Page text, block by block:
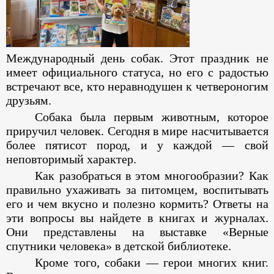
Международный день собак. Этот праздник не
имеет официального статуса, но его с радостью
встречают все, кто неравнодушен к четвероногим
друзьям.
Собака была первым животным, которое
приручил человек. Сегодня в мире насчитывается
более пятисот пород, и у каждой — свой
неповторимый характер.
Как разобраться в этом многообразии? Как
правильно ухаживать за питомцем, воспитывать
его и чем вкусно и полезно кормить? Ответы на
эти вопросы вы найдете в книгах и журналах.
Они представлены на выставке «Верные
спутники человека» в детской библиотеке.
Кроме того, собаки — герои многих книг.